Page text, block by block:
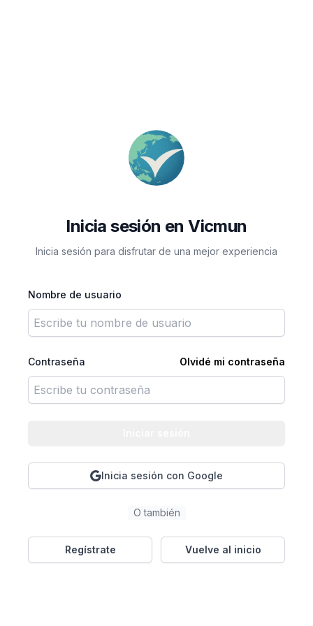
Inicia sesión en Vicmun
Inicia sesión para disfrutar de una mejor experiencia
Nombre de usuario
Contraseña Olvidé mi contraseña
Inicia sesión con Google
O también
Regístrate Vuelve al inicio